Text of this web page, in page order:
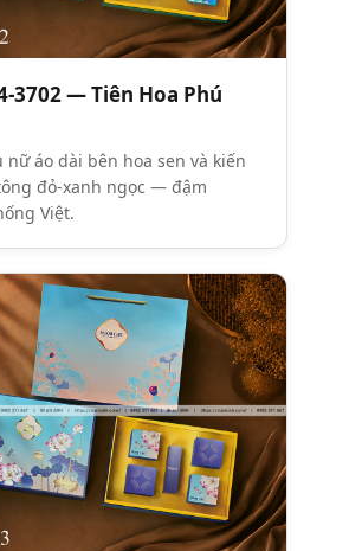
3702 — Tiên Hoa Phú
nữ áo dài bên hoa sen và kiến
đỏ-xanh ngọc — đậm
Việt.